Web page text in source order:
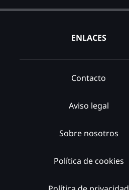
ENLACES
Contacto
Aviso legal
Sobre nosotros
Política de cookies